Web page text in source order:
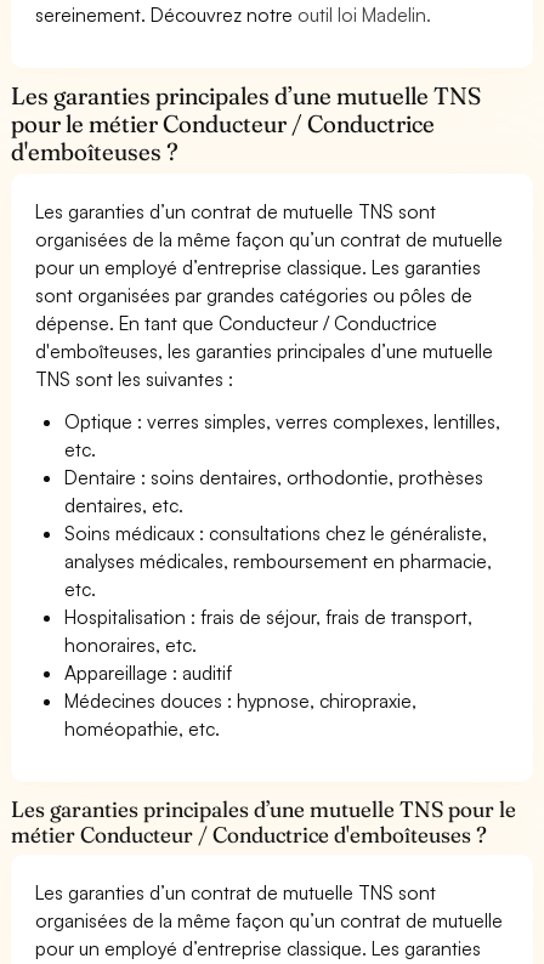
sereinement. Découvrez notre outil loi Madelin.
Les garanties principales d’une mutuelle TNS
pour le métier Conducteur / Conductrice
d'emboîteuses ?
Les garanties d’un contrat de mutuelle TNS sont
organisées de la même façon qu’un contrat de mutuelle
pour un employé d’entreprise classique. Les garanties
sont organisées par grandes catégories ou pôles de
dépense. En tant que Conducteur / Conductrice
d'emboîteuses, les garanties principales d’une mutuelle
TNS sont les suivantes :
Optique : verres simples, verres complexes, lentilles,
etc.
Dentaire : soins dentaires, orthodontie, prothèses
dentaires, etc.
Soins médicaux : consultations chez le généraliste,
analyses médicales, remboursement en pharmacie,
etc.
Hospitalisation : frais de séjour, frais de transport,
honoraires, etc.
Appareillage : auditif
Médecines douces : hypnose, chiropraxie,
homéopathie, etc.
Les garanties principales d’une mutuelle TNS pour le
métier Conducteur / Conductrice d'emboîteuses ?
Les garanties d’un contrat de mutuelle TNS sont
organisées de la même façon qu’un contrat de mutuelle
pour un employé d’entreprise classique. Les garanties